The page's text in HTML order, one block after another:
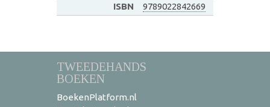
ISBN
9789022842669
TWEEDEHANDS
BOEKEN
BoekenPlatform.nl